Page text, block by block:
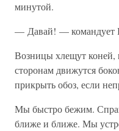
минутой.
— Давай! — командует
Возницы хлещут
сторонам движутся
прикрыть обоз, если
Мы быстро бежим.
ближе и ближе. Мы